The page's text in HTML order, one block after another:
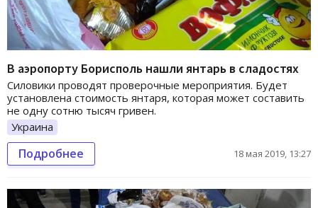
В аэропорту Борисполь нашли янтарь в сладостях
Силовики проводят проверочные мероприятия. Будет
установлена стоимость янтаря, которая может составить
не одну сотню тысяч гривен.
Украина
Подробнее 18 мая 2019, 13:27